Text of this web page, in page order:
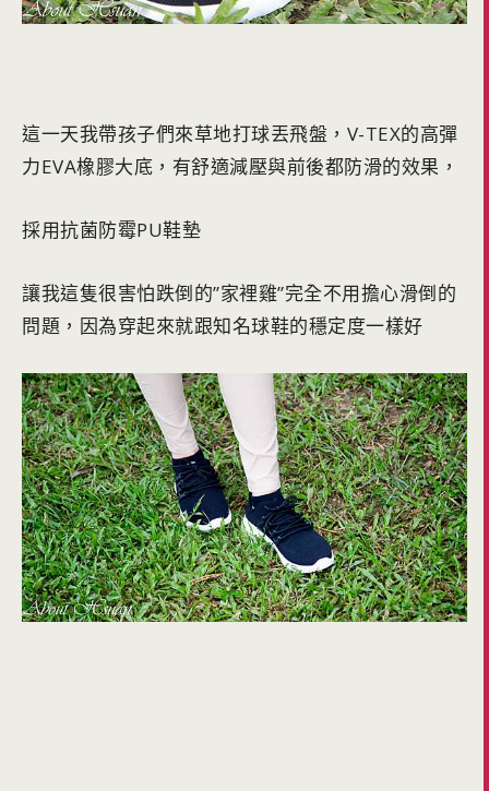
這一天我帶孩子們來草地打球丟飛盤，V-TEX的高彈
力EVA橡膠大底，有舒適減壓與前後都防滑的效果，
採用抗菌防霉PU鞋墊
讓我這隻很害怕跌倒的”家裡雞”完全不用擔心滑倒的
問題，因為穿起來就跟知名球鞋的穩定度一樣好